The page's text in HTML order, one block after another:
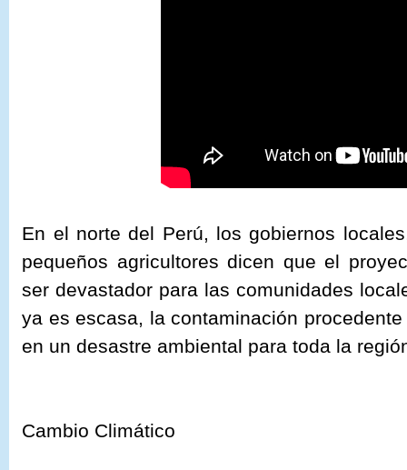
En el norte del Perú, los gobiernos
pequeños agricultores dicen que el
ser devastador para las comunidades
ya es escasa, la contaminación
en un desastre ambiental para toda la
Cambio Climático